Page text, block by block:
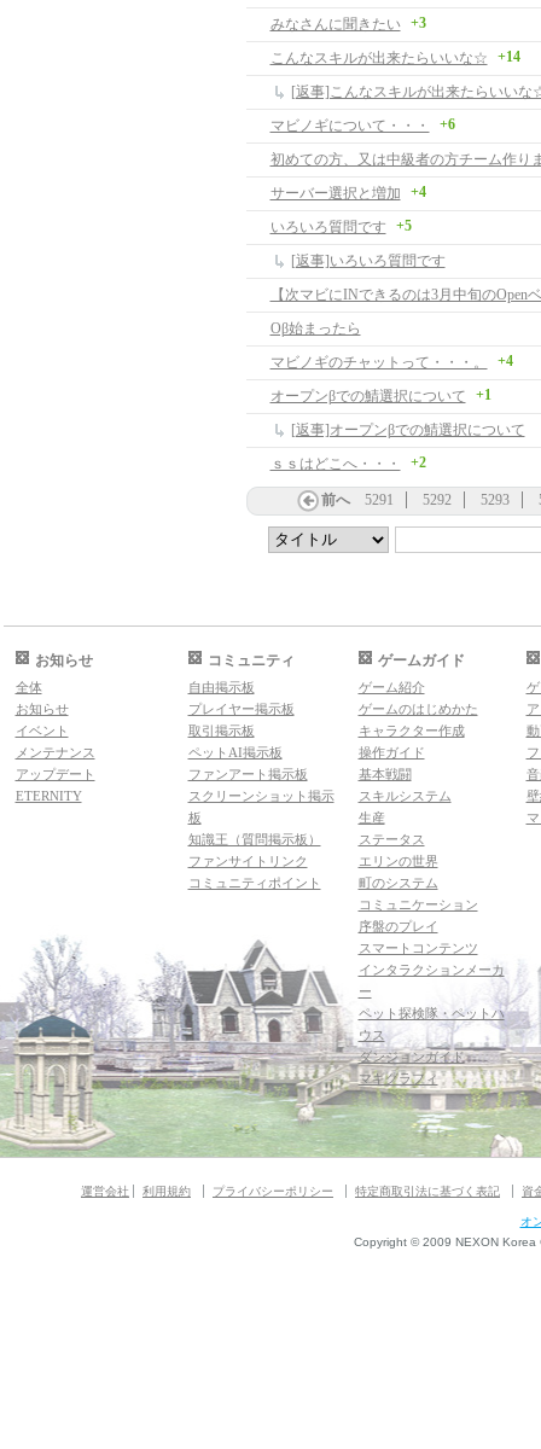
みなさんに聞きたい +3
こんなスキルが出来たらいいな☆ +14
[返事]こんなスキルが出来たらいいな
マビノギについて・・・
+6
初めての方、又は中級者の方チーム作り
サーバー選択と増加
+4
いろいろ質問です +5
[返事]いろいろ質問です
【次マビにINできるのは3月中旬のOpen
Oβ始まったら
マビノギのチャットって・・・。
+4
オープンβでの鯖選択について +1
[返事]オープンβでの鯖選択について
ｓｓはどこへ・・・
+2
前へ 5291 5292 5293
お知らせ
全体
お知らせ
イベント
メンテナンス
アップデート
ETERNITY
コミュニティ
自由掲示板
プレイヤー掲示板
取引掲示板
ペットAI掲示板
ファンアート掲示板
スクリーンショット掲示
板
知識王（質問掲示板）
ファンサイトリンク
コミュニティポイント
ゲームガイド
ゲーム紹介
ゲームのはじめかた
キャラクター作成
操作ガイド
基本戦闘
スキルシステム
生産
ステータス
エリンの世界
町のシステム
コミュニケーション
序盤のプレイ
スマートコンテンツ
インタラクションメーカ
ー
ペット探検隊・ペットハ
ウス
ダンジョンガイド
マギグラフィ
運営会社 利用規約 プライバシーポリシー 特定商取引法に基づく表記 資
オ
Copyright © 2009 NEXON Korea